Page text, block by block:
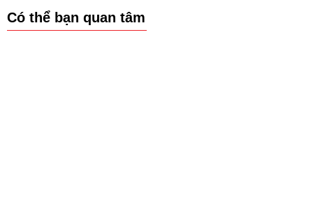
Có thể bạn quan tâm